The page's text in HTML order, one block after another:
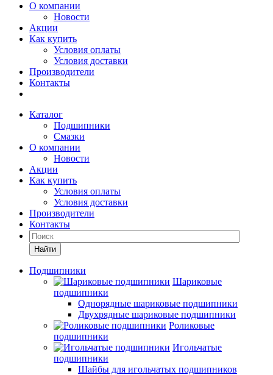
О компании
Новости
Акции
Как купить
Условия оплаты
Условия доставки
Производители
Контакты
Каталог
Подшипники
Смазки
О компании
Новости
Акции
Как купить
Условия оплаты
Условия доставки
Производители
Контакты
Найти
Подшипники
Шариковые
подшипники
Однорядные шариковые подшипники
Двухрядные шариковые подшипники
Роликовые
подшипники
Игольчатые
подшипники
Шайбы для игольчатых подшипников